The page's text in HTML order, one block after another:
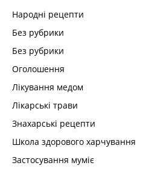
Народні рецепти
Без рубрики
Без рубрики
Оголошення
Лікування медом
Лікарські трави
Знахарські рецепти
Школа здорового харчування
Застосування муміє